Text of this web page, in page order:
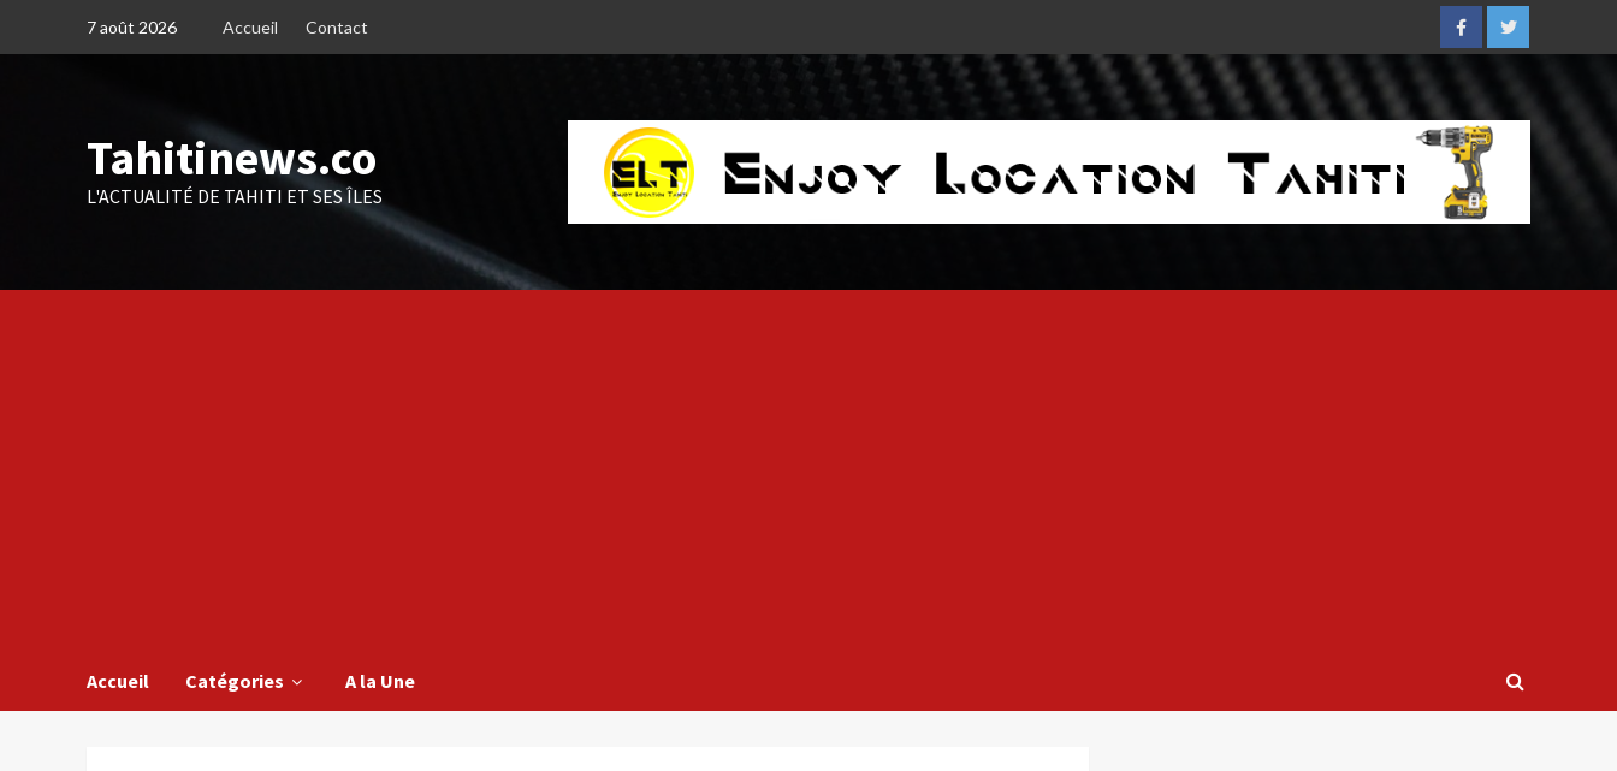
7 août 2026 Accueil Contact
FacebookTwitter
Tahitinews.co
L'ACTUALITÉ DE TAHITI ET SES ÎLES
Accueil Catégories A la Une